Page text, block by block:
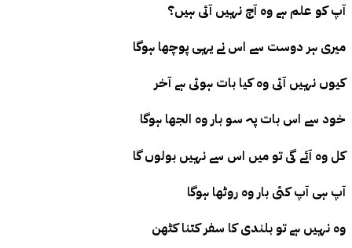
آپ کو علم ہے وہ آج نہیں آئی ہیں؟
میری ہر دوست سے اس نے یہی پوچھا ہوگا
کیوں نہیں آئی وہ کیا بات ہوئی ہے آخر
خود سے اس بات پہ سو بار وہ الجھا ہوگا
کل وہ آئے گی تو میں اس سے نہیں بولوں گا
آپ ہی آپ کئی بار وہ روٹھا ہوگا
وہ نہیں ہے تو بلندی کا سفر کتنا کٹھن